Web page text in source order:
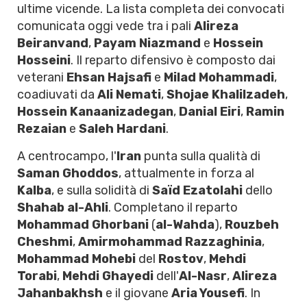
ultime vicende. La lista completa dei convocati
comunicata oggi vede tra i pali Alireza
Beiranvand, Payam Niazmand e Hossein
Hosseini. Il reparto difensivo è composto dai
veterani Ehsan Hajsafi e Milad Mohammadi,
coadiuvati da Ali Nemati,Shojae Khalilzadeh,
Hossein Kanaanizadegan, Danial Eiri, Ramin
Rezaian e Saleh Hardani.
A centrocampo, l'Iran punta sulla qualità di
Saman Ghoddos, attualmente in forza al
Kalba, e sulla solidità di Saïd Ezatolahi dello
Shahab al-Ahli. Completano il reparto
Mohammad Ghorbani (al-Wahda), Rouzbeh
Cheshmi,Amirmohammad Razzaghinia,
Mohammad Mohebi del Rostov, Mehdi
Torabi, Mehdi Ghayedi dell'Al-Nasr,Alireza
Jahanbakhsh e il giovane Aria Yousefi. In